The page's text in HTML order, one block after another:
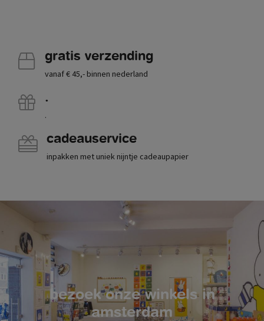
gratis verzending
vanaf € 45,- binnen nederland
.
.
cadeauservice
inpakken met uniek nijntje cadeaupapier
bezoek onze winkels in
amsterdam